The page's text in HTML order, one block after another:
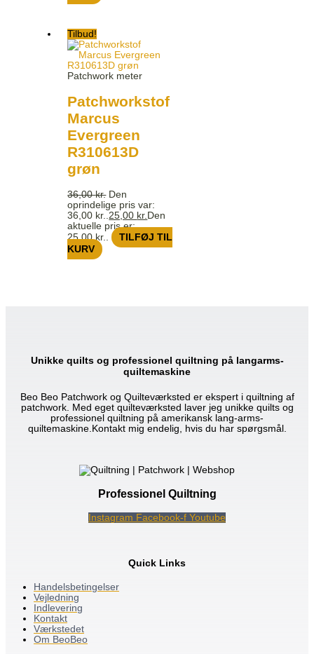
Tilbud!
Patchwork meter
Patchworkstof
Marcus
Evergreen
R310613D
grøn
36,00kr. Den
oprindelige pris var:
36,00 kr.. 25,00 kr. Den
aktuelle pris er:
25,00 kr..
TILFØJ TIL
KURV
Unikke quilts og professionel quiltning på langarms-
quiltemaskine
Beo Beo Patchwork og Quilteværksted er ekspert i quiltning af
patchwork. Med eget quilteværksted laver jeg unikke quilts og
professionel quiltning på amerikansk lang-arms-
quiltemaskine.Kontakt mig endelig, hvis du har spørgsmål.
Professionel Quiltning
Instagram Facebook-f Youtube
Quick Links
Handelsbetingelser
Vejledning
Indlevering
Kontakt
Værkstedet
Om BeoBeo